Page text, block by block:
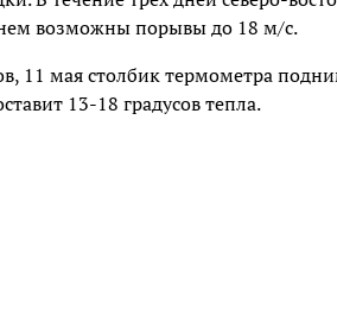
возможны порывы до 18 м/с.
11 мая столбик термометра
13-18 градусов тепла.